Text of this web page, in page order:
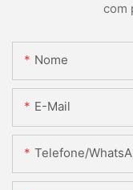
com
Nome
E-Mail
Telefone/